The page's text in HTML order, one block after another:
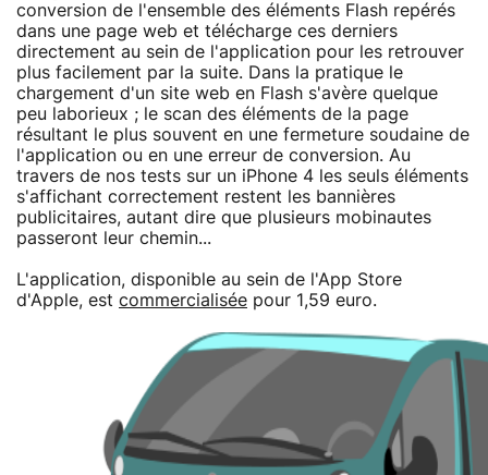
conversion de l'ensemble des éléments Flash repérés
dans une page web et télécharge ces derniers
directement au sein de l'application pour les retrouver
plus facilement par la suite. Dans la pratique le
chargement d'un site web en Flash s'avère quelque
peu laborieux ; le scan des éléments de la page
résultant le plus souvent en une fermeture soudaine de
l'application ou en une erreur de conversion. Au
travers de nos tests sur un iPhone 4 les seuls éléments
s'affichant correctement restent les bannières
publicitaires, autant dire que plusieurs mobinautes
passeront leur chemin...
L'application, disponible au sein de l'App Store
d'Apple, est commercialisée pour 1,59 euro.